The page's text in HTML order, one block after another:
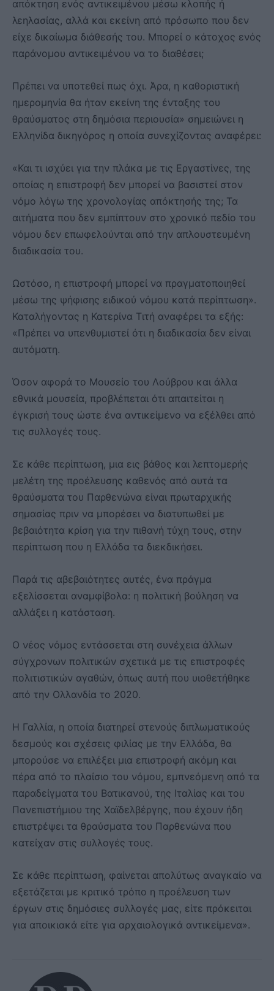
απόκτηση ενός αντικειμένου μέσω κλοπής ή
λεηλασίας, αλλά και εκείνη από πρόσωπο που δεν
είχε δικαίωμα διάθεσής του. Μπορεί ο κάτοχος ενός
παράνομου αντικειμένου να το διαθέσει;
Πρέπει να υποτεθεί πως όχι. Άρα, η καθοριστική
ημερομηνία θα ήταν εκείνη της ένταξης του
θραύσματος στη δημόσια περιουσία» σημειώνει η
Ελληνίδα δικηγόρος η οποία συνεχίζοντας αναφέρει:
«Και τι ισχύει για την πλάκα με τις Εργαστίνες, της
οποίας η επιστροφή δεν μπορεί να βασιστεί στον
νόμο λόγω της χρονολογίας απόκτησής της; Τα
αιτήματα που δεν εμπίπτουν στο χρονικό πεδίο του
νόμου δεν επωφελούνται από την απλουστευμένη
διαδικασία του.
Ωστόσο, η επιστροφή μπορεί να πραγματοποιηθεί
μέσω της ψήφισης ειδικού νόμου κατά περίπτωση».
Καταλήγοντας η Κατερίνα Τιτή αναφέρει τα εξής:
«Πρέπει να υπενθυμιστεί ότι η διαδικασία δεν είναι
αυτόματη.
Όσον αφορά το Μουσείο του Λούβρου και άλλα
εθνικά μουσεία, προβλέπεται ότι απαιτείται η
έγκρισή τους ώστε ένα αντικείμενο να εξέλθει από
τις συλλογές τους.
Σε κάθε περίπτωση, μια εις βάθος και λεπτομερής
μελέτη της προέλευσης καθενός από αυτά τα
θραύσματα του Παρθενώνα είναι πρωταρχικής
σημασίας πριν να μπορέσει να διατυπωθεί με
βεβαιότητα κρίση για την πιθανή τύχη τους, στην
περίπτωση που η Ελλάδα τα διεκδικήσει.
Παρά τις αβεβαιότητες αυτές, ένα πράγμα
εξελίσσεται αναμφίβολα: η πολιτική βούληση να
αλλάξει η κατάσταση.
Ο νέος νόμος εντάσσεται στη συνέχεια άλλων
σύγχρονων πολιτικών σχετικά με τις επιστροφές
πολιτιστικών αγαθών, όπως αυτή που υιοθετήθηκε
από την Ολλανδία το 2020.
Η Γαλλία, η οποία διατηρεί στενούς διπλωματικούς
δεσμούς και σχέσεις φιλίας με την Ελλάδα, θα
μπορούσε να επιλέξει μια επιστροφή ακόμη και
πέρα από το πλαίσιο του νόμου, εμπνεόμενη από τα
παραδείγματα του Βατικανού, της Ιταλίας και του
Πανεπιστήμιου της Χαϊδελβέργης, που έχουν ήδη
επιστρέψει τα θραύσματα του Παρθενώνα που
κατείχαν στις συλλογές τους.
Σε κάθε περίπτωση, φαίνεται απολύτως αναγκαίο να
εξετάζεται με κριτικό τρόπο η προέλευση των
έργων στις δημόσιες συλλογές μας, είτε πρόκειται
για αποικιακά είτε για αρχαιολογικά αντικείμενα».